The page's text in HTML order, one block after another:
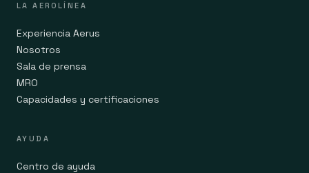
LA AEROLÍNEA
Experiencia Aerus
Nosotros
Sala de prensa
MRO
Capacidades y certificaciones
AYUDA
Centro de ayuda